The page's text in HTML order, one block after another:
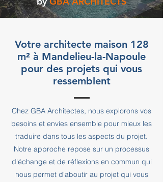
Votre architecte maison 128
m² à Mandelieu-la-Napoule
pour des projets qui vous
ressemblent
Chez GBA Architectes, nous explorons vos
besoins et envies ensemble pour mieux les
traduire dans tous les aspects du projet.
Notre approche repose sur un processus
d'échange et de réflexions en commun qui
nous permet d'aboutir au projet qui vous